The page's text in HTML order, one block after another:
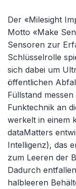
Der «Milesight
Motto «Make
Sensoren zur
Schlüsselrolle
sich dabei um
öffentlichen
Füllstand
Funktechnik an
werkelt in einem
dataMatters
Intelligenz), das
zum Leeren der
Dadurch
halbleeren